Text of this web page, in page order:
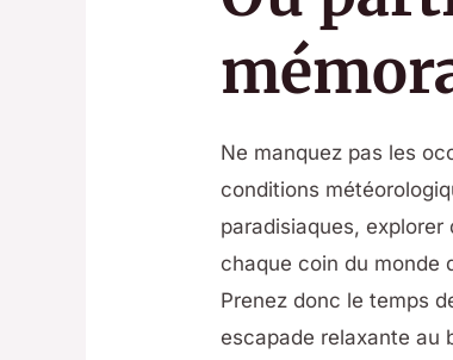
Ne manquez pas les
conditions
paradisiaques,
chaque coin du monde
Prenez donc le temps
escapade relaxante au